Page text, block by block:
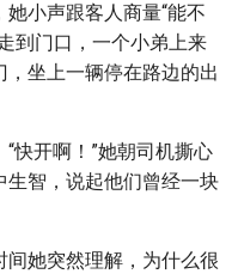
小声跟客人商量“能不
到门口，一个小弟上来
坐上一辆停在路边的出
快开啊！”她朝司机撕心
智，说起他们曾经一块
她突然理解，为什么很